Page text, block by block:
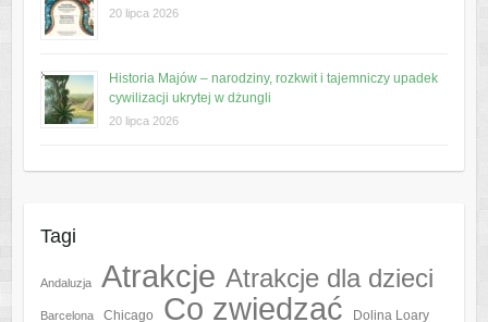
20 lipca 2026
Historia Majów – narodziny, rozkwit i tajemniczy upadek
cywilizacji ukrytej w dżungli
20 lipca 2026
Tagi
Andaluzja Atrakcje Atrakcje dla dzieci
Barcelona Chicago Co zwiedzać Dolina Loary